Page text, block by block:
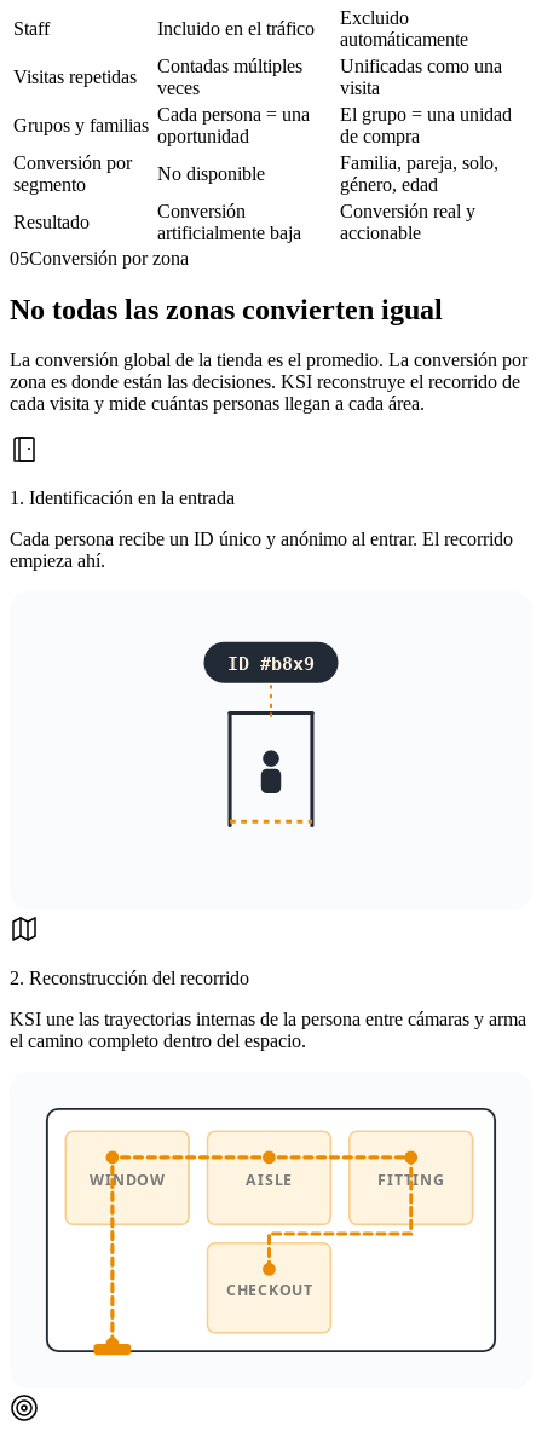
Staff
Incluido en el tráfico
Excluido
automáticamente
Visitas repetidas
Contadas múltiples
veces
Unificadas como una
visita
Grupos y familias
Cada persona = una
oportunidad
El grupo = una unidad
de compra
Conversión por
segmento
No disponible
Familia, pareja, solo,
género, edad
Resultado
Conversión
artificialmente baja
Conversión real y
accionable
05Conversión por zona
No todas las zonas convierten igual
La conversión global de la tienda es el promedio. La conversión por
zona es donde están las decisiones. KSI reconstruye el recorrido de
cada visita y mide cuántas personas llegan a cada área.
1. Identificación en la entrada
Cada persona recibe un ID único y anónimo al entrar. El recorrido
empieza ahí.
ID #b8x9
2. Reconstrucción del recorrido
KSI une las trayectorias internas de la persona entre cámaras y arma
el camino completo dentro del espacio.
WINDOW AISLE FITTING
CHECKOUT